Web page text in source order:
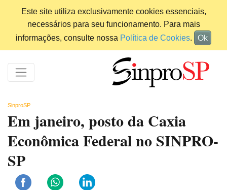
Este site utiliza exclusivamente cookies essenciais,
necessários para seu funcionamento. Para mais
informações, consulte nossa Política de Cookies. Ok
SinproSP
Em janeiro, posto da Caxia
Econômica Federal no SINPRO-
SP